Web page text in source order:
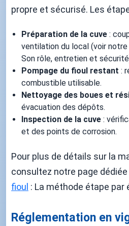
propre et sécurisé. Les
Préparation de la cuve :
ventilation du local (voir notre
Son rôle, entretien et
Pompage du fioul restant :
combustible utilisable.
Nettoyage des boues et
évacuation des dépôts.
Inspection de la cuve :
et des points de corrosion.
Pour plus de détails sur la
consultez notre page dédiée
fioul : La méthode étape par
Réglementation en